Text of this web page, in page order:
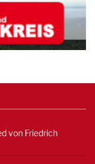
von Friedrich